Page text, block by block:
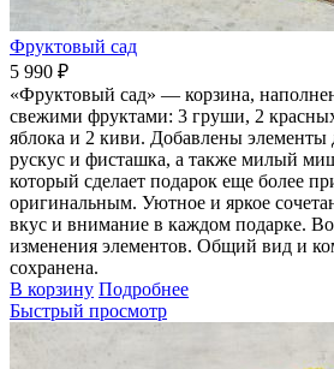
Фруктовый сад
5 990 ₽
«Фруктовый сад» — корзина,
свежими фруктами: 3 груши, 2
яблока и 2 киви. Добавлены элементы
рускус и фисташка, а также милый
который сделает подарок еще более
оригинальным. Уютное и яркое
вкус и внимание в каждом подарке.
изменения элементов. Общий вид и
сохранена.
В корзину Подробнее
Быстрый просмотр